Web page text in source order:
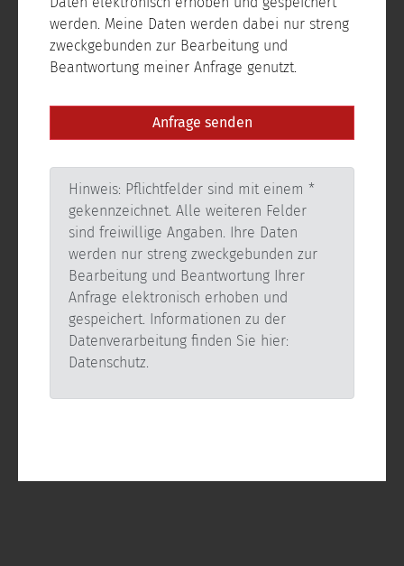
werden. Meine Daten werden dabei nur streng
zweckgebunden zur Bearbeitung und
Beantwortung meiner Anfrage genutzt.
Hinweis: Pflichtfelder sind mit einem *
gekennzeichnet. Alle weiteren Felder
sind freiwillige Angaben. Ihre Daten
werden nur streng zweckgebunden zur
Bearbeitung und Beantwortung Ihrer
Anfrage elektronisch erhoben und
gespeichert. Informationen zu der
Datenverarbeitung finden Sie hier:
Datenschutz.